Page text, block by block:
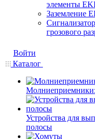
элементы
Заземление
грозового
Войти
Каталог
Устройства для
полосы